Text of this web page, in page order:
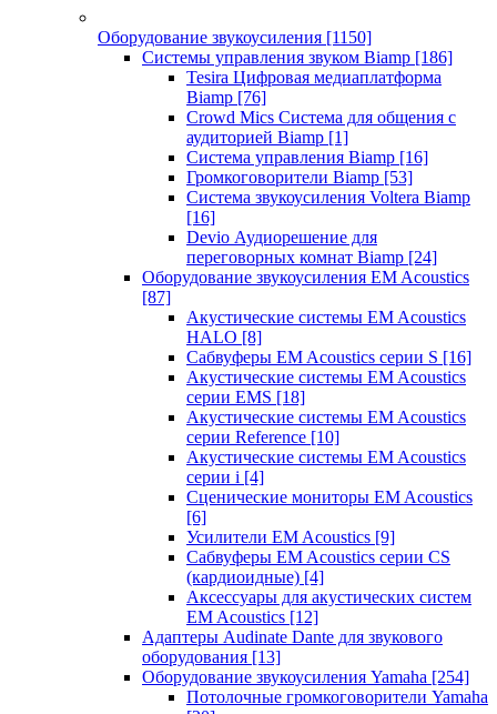
Оборудование звукоусиления [1150]
Системы управления звуком Biamp [186]
Tesira Цифровая медиаплатформа
Biamp [76]
Crowd Mics Система для общения с
аудиторией Biamp [1]
Система управления Biamp [16]
Громкоговорители Biamp [53]
Система звукоусиления Voltera Biamp
[16]
Devio Аудиорешение для
переговорных комнат Biamp [24]
Оборудование звукоусиления EM Acoustics
[87]
Акустические системы EM Acoustics
HALO [8]
Сабвуферы EM Acoustics серии S [16]
Акустические системы EM Acoustics
серии EMS [18]
Акустические системы EM Acoustics
серии Reference [10]
Акустические системы EM Acoustics
серии i [4]
Сценические мониторы EM Acoustics
[6]
Усилители EM Acoustics [9]
Сабвуферы EM Acoustics серии CS
(кардиоидные) [4]
Аксессуары для акустических систем
EM Acoustics [12]
Адаптеры Audinate Dante для звукового
оборудования [13]
Оборудование звукоусиления Yamaha [254]
Потолочные громкоговорители Yamaha